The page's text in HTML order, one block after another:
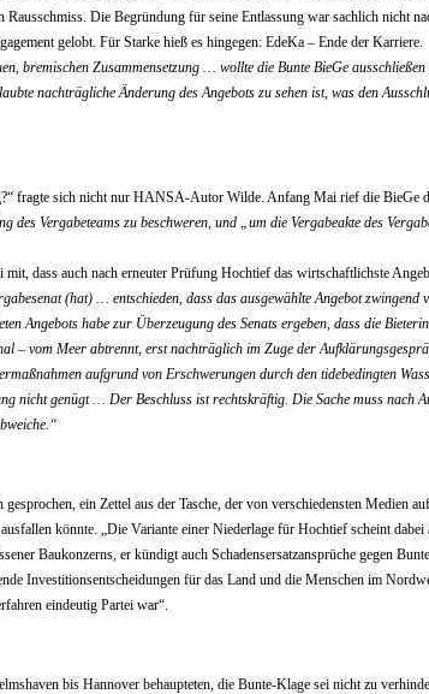
Die Begründung für seine Entlassung war sachlich
gelobt. Für Starke hieß es hingegen: EdeKa – Ende der Karriere.
bremischen Zusammensetzung … wollte die Bunte BieGe
nachträgliche Änderung des Angebots zu sehen ist, was den
fragte sich nicht nur HANSA-Autor Wilde. Anfang Mai rief die BieGe
Vergabeteams zu beschweren, und „um die Vergabeakte des
dass auch nach erneuter Prüfung Hochtief das wirtschaftlichste
(hat) … entschieden, dass das ausgewählte Angebot
Angebots habe zur Überzeugung des Senats ergeben, dass die
– vom Meer abtrennt, erst nachträglich im Zuge der
aufgrund von Erschwerungen durch den tidebedingten
nicht genügt … Der Beschluss ist rechtskräftig. Die Sache muss nach
ein Zettel aus der Tasche, der von verschiedensten Medien
könnte. „Die Variante einer Niederlage für Hochtief scheint
Baukonzerns, er kündigt auch Schadensersatzansprüche gegen
Investitionsentscheidungen für das Land und die Menschen im
eindeutig Partei war“.
bis Hannover behaupteten, die Bunte-Klage sei nicht zu